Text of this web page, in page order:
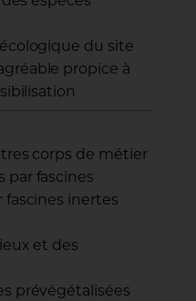
du site
propice à
corps de métier
par fascines
fascines inertes
et des
prévégétalisées